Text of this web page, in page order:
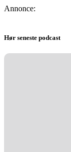
Annonce:
Hør seneste podcast